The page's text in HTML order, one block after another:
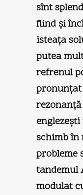
sînt
fiind şi
isteaţa
putea
refrenul
pronunţat
schimb în
probleme
tandemul
modulat